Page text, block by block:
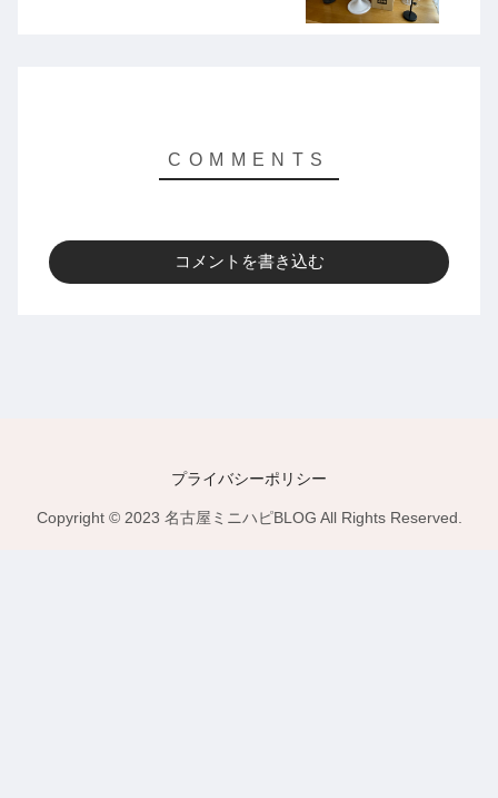
コメントを書き込む
プライバシーポリシー
Copyright © 2023 名古屋ミニハピBLOG All Rights Reserved.